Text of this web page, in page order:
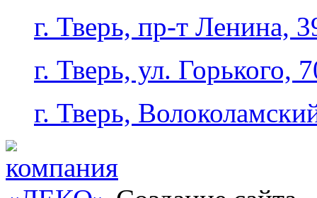
г. Тверь, пр-т Ленина,
г. Тверь, ул. Горького,
г. Тверь,